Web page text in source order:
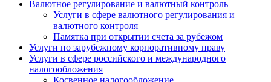
Валютное регулирование и валютный контроль
Услуги в сфере валютного регулирования и
валютного контроля
Памятка при открытии счета за рубежом
Услуги по зарубежному корпоративному праву
Услуги в сфере российского и международного
налогообложения
Косвенное налогообложение